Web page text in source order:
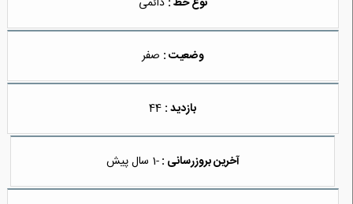
وضعیت : صفر
بازدید :
آخرین بروزرسانی :-1 سال پیش